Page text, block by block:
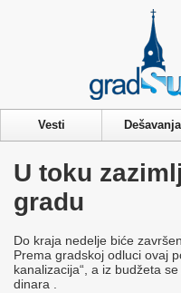
Vesti Dešavanja
U toku
gradu
Do kraja nedelje biće
Prema gradskoj odluci ovaj
kanalizacija“, a iz budžeta
dinara .